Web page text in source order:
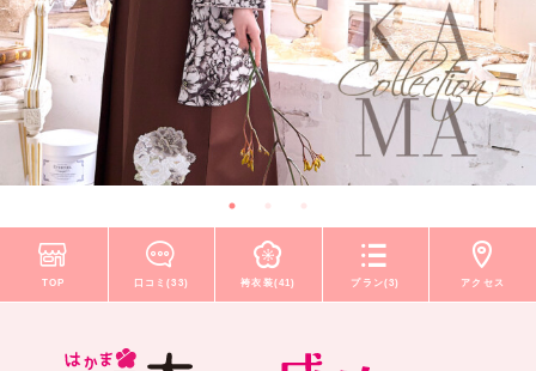
TOP 口コミ(33) 袴衣装(41) プラン(3) アクセス